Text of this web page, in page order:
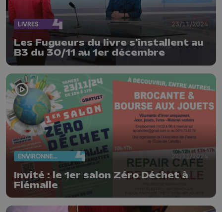
LIVRES 23/11/2024
Les Fugueurs du livre s'installent au
B3 du 30/11 au 1er décembre
ENVIRONNEMENT 22/11/2024
Invité : le 1er salon Zéro Déchet à
Flémalle